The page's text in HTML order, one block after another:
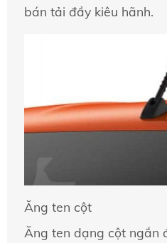
bán tải đầy kiêu hãnh.
Ăng ten cột
Ăng ten dạng cột ngắn